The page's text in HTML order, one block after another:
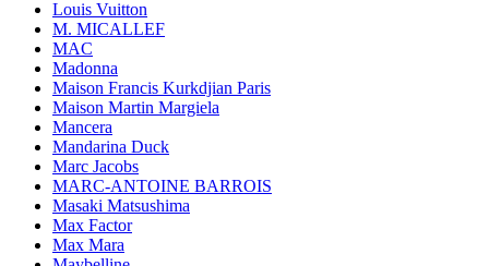
Louis Vuitton
M. MICALLEF
MAC
Madonna
Maison Francis Kurkdjian Paris
Maison Martin Margiela
Mancera
Mandarina Duck
Marc Jacobs
MARC-ANTOINE BARROIS
Masaki Matsushima
Max Factor
Max Mara